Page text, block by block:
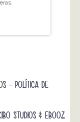
- POLÍTICA DE
STUDIOS & EBOOZ